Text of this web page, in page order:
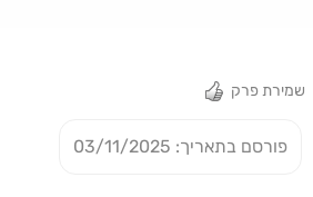
שמירת פרק
פורסם בתאריך: 03/11/2025